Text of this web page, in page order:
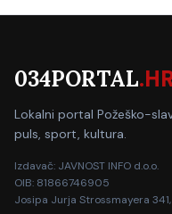
034PORTAL
Lokalni portal Požeško-
puls, sport, kultura.
Izdavač: JAVNOST INFO d.o.o.
OIB: 81866746905
Josipa Jurja Strossmayera